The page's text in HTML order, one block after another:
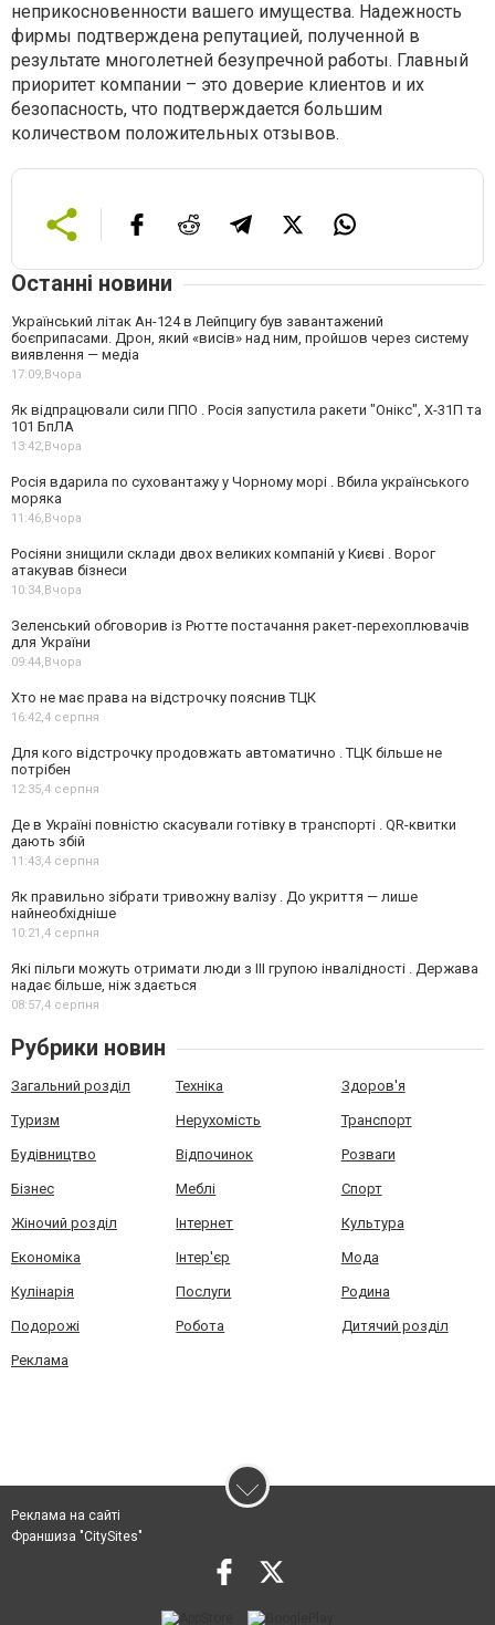
неприкосновенности вашего имущества. Надежность
фирмы подтверждена репутацией, полученной в
результате многолетней безупречной работы. Главный
приоритет компании – это доверие клиентов и их
безопасность, что подтверждается большим
количеством положительных отзывов.
Останні новини
Український літак Ан-124 в Лейпцигу був завантажений
боєприпасами. Дрон, який «висів» над ним, пройшов через систему
виявлення — медіа
17:09, Вчора
Як відпрацювали сили ППО . Росія запустила ракети "Онікс", Х-31П та
101 БпЛА
13:42, Вчора
Росія вдарила по суховантажу у Чорному морі . Вбила українського
моряка
11:46, Вчора
Росіяни знищили склади двох великих компаній у Києві . Ворог
атакував бізнеси
10:34, Вчора
Зеленський обговорив із Рютте постачання ракет-перехоплювачів
для України
09:44, Вчора
Хто не має права на відстрочку пояснив ТЦК
16:42,4 серпня
Для кого відстрочку продовжать автоматично . ТЦК більше не
потрібен
12:35,4 серпня
Де в Україні повністю скасували готівку в транспорті . QR-квитки
дають збій
11:43,4 серпня
Як правильно зібрати тривожну валізу . До укриття — лише
найнеобхідніше
10:21,4 серпня
Які пільги можуть отримати люди з III групою інвалідності . Держава
надає більше, ніж здається
08:57,4 серпня
Рубрики новин
Загальний розділ Техніка Здоров'я
Туризм Нерухомість Транспорт
Будівництво Відпочинок Розваги
Бізнес Меблі Спорт
Жіночий розділ Інтернет Культура
Економіка Інтер'єр Мода
Кулінарія Послуги Родина
Подорожі Робота Дитячий розділ
Реклама
Реклама на сайті
Франшиза "CitySites"